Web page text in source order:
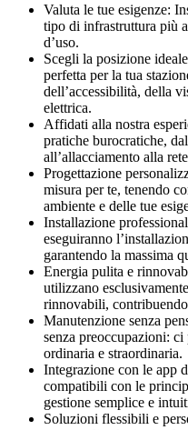
Valuta le tue esigenze:
tipo di infrastruttura più
d’uso.
Scegli la posizione
perfetta per la tua
dell’accessibilità, della
elettrica.
Affidati alla nostra
pratiche burocratiche,
all’allacciamento alla
Progettazione
misura per te, tenendo
ambiente e delle tue
Installazione
eseguiranno
garantendo la massima
Energia pulita e
utilizzano
rinnovabili,
Manutenzione senza
senza preoccupazioni:
ordinaria e straordinaria.
Integrazione con le app
compatibili con le
gestione semplice e
Soluzioni flessibili e